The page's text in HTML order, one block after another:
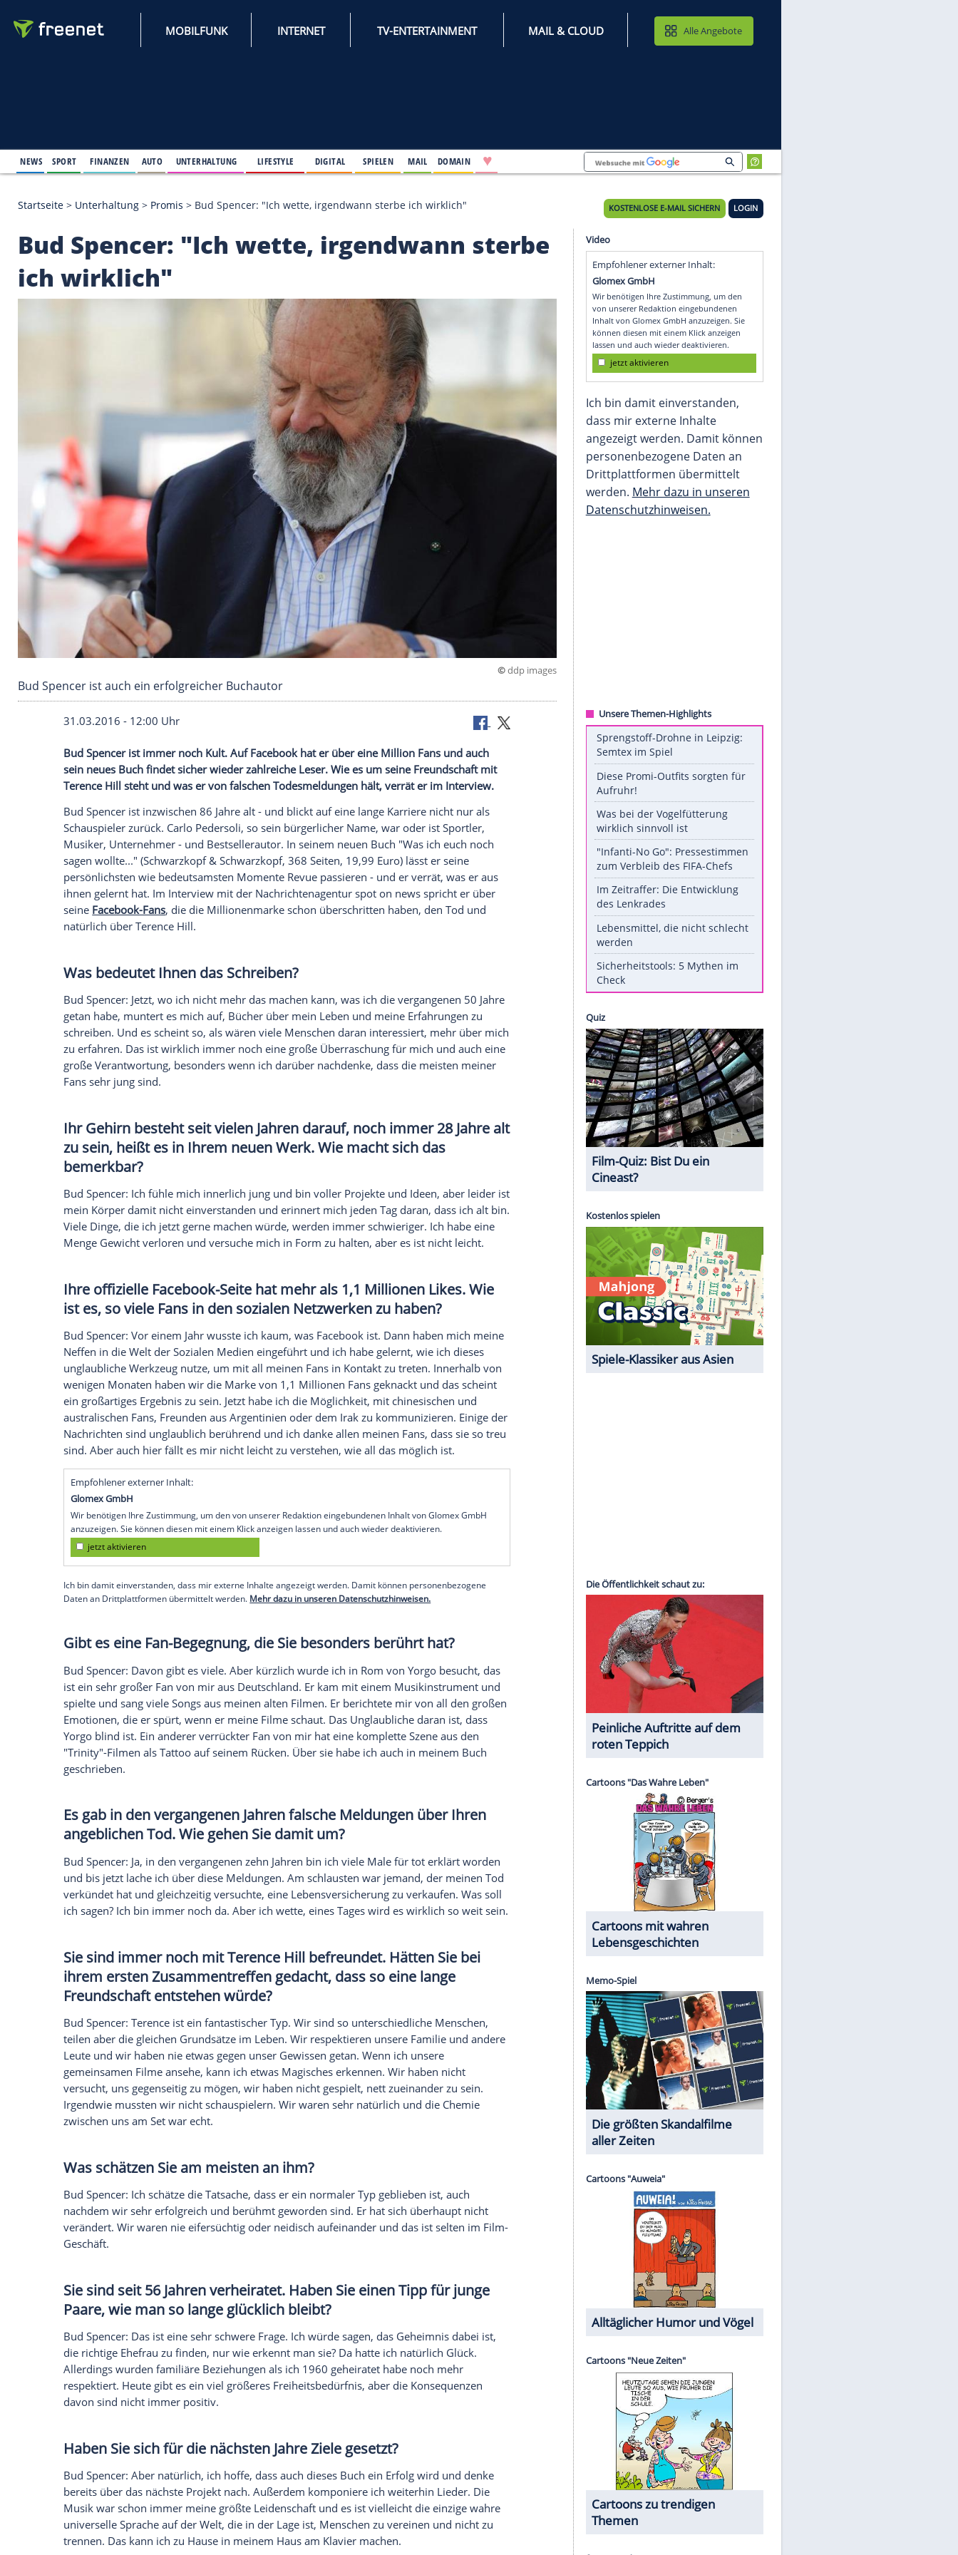
MOBILFUNK INTERNET TV-ENTERTAINMENT MAIL & CLOUD
KOSTENLOSE E-MAIL SICHERN
Startseite >Unterhaltung > Promis > Bud Spencer: "Ich wette, irgendwann sterbe ich wirklich"
Bud Spencer: "Ich wette, irgendwann sterbe
ich wirklich"
© ddp images
Bud Spencer ist auch ein erfolgreicher Buchautor
31.03.2016 - 12:00 Uhr
Bud Spencer ist immer noch Kult. Auf Facebook hat er über eine Million Fans und auch
sein neues Buch findet sicher wieder zahlreiche Leser. Wie es um seine Freundschaft mit
Terence Hill steht und was er von falschen Todesmeldungen hält, verrät er im Interview.
Bud Spencerist inzwischen 86 Jahre alt - und blickt auf eine lange Karriere nicht nur als
Schauspieler zurück. Carlo Pedersoli, so sein bürgerlicher Name, war oder ist Sportler,
Musiker, Unternehmer - und Bestsellerautor. In seinem neuen Buch "Was ich euch noch
sagen wollte..." (Schwarzkopf&Schwarzkopf, 368 Seiten, 19,99 Euro) lässt er seine
persönlichsten wie bedeutsamsten Momente Revue passieren - und er verrät, was er aus
ihnen gelernt hat. Im Interview mit der Nachrichtenagentur spot on news spricht er über
, die die Millionenmarke schon überschritten haben, den Tod und
Was bedeutet Ihnen das Schreiben?
Bud Spencer: Jetzt, wo ich nicht mehr das machen kann, was ich die vergangenen 50 Jahre
getan habe, muntert es mich auf, Bücher über mein Leben und meine Erfahrungen zu
schreiben. Und es scheint so, als wären viele Menschen daran interessiert, mehr über mich
zu erfahren. Das ist wirklich immer noch eine große Überraschung für mich und auch eine
große Verantwortung, besonders wenn ich darüber nachdenke, dass die meisten meiner
Fans sehr jung sind.
Ihr Gehirn besteht seit vielen Jahren darauf, noch immer 28 Jahre alt
zu sein, heißt es in Ihrem neuen Werk. Wie macht sich das
bemerkbar?
Bud Spencer: Ich fühle mich innerlich jung und bin voller Projekte und Ideen, aber leider ist
mein Körper damit nicht einverstanden und erinnert mich jeden Tag daran, dass ich alt bin.
Viele Dinge, die ich jetzt gerne machen würde, werden immer schwieriger. Ich habe eine
Menge Gewicht verloren und versuche mich in Form zu halten, aber es ist nicht leicht.
Ihre offizielle Facebook-Seite hat mehr als 1,1 Millionen Likes. Wie
ist es, so viele Fans in den sozialen Netzwerken zu haben?
Bud Spencer : Vor einem Jahr wusste ich kaum, wasFacebook
ist. Dann haben mich meine
Neffen in die Welt der Sozialen Medien eingeführt und ich habe gelernt, wie ich dieses
unglaubliche Werkzeug nutze, um mit all meinen Fans in Kontakt zu treten. Innerhalb von
wenigen Monaten haben wir die Marke von 1,1 Millionen Fans geknackt und das scheint
ein großartiges Ergebnis zu sein. Jetzt habe ich die Möglichkeit, mit chinesischen und
australischen Fans, Freunden aus Argentinien oder dem Irak zu kommunizieren. Einige der
Nachrichten sind unglaublich berührend und ich danke allen meinen Fans, dass sie so treu
sind. Aber auch hier fällt es mir nicht leicht zu verstehen, wie all das möglich ist.
Glomex GmbH
Wir benötigen Ihre Zustimmung, um den von unserer Redaktion eingebundenen Inhalt von Glomex GmbH
anzuzeigen. Sie können diesen mit einem Klick anzeigen lassen und auch wieder deaktivieren.
jetzt aktivieren
Ich bin damit einverstanden, dass mir externe Inhalte angezeigt werden. Damit können personenbezogene
Gibt es eine Fan-Begegnung, die Sie besonders berührt hat?
: Davon gibt es viele. Aber kürzlich wurde ich in Rom von Yorgo besucht, das
ist ein sehr großer Fan von mir aus Deutschland. Er kam mit einem Musikinstrument und
spielte und sang viele Songs aus meinen alten Filmen. Er berichtete mir von all den großen
Emotionen, die er spürt, wenn er meine Filme schaut. Das Unglaubliche daran ist, dass
Yorgo blind ist. Ein anderer verrückter Fan von mir hat eine komplette Szene aus den
"Trinity"-Filmen als Tattoo auf seinem Rücken. Über sie habe ich auch in meinem Buch
geschrieben.
Es gab in den vergangenen Jahren falsche Meldungen über Ihren
angeblichen Tod. Wie gehen Sie damit um?
Bud Spencer : Ja, in den vergangenen zehn Jahren bin ich viele Male für tot erklärt worden
und bis jetzt lache ich über diese Meldungen. Am schlausten war jemand, der meinen Tod
verkündet hat und gleichzeitig versuchte, eine Lebensversicherung zu verkaufen. Was soll
ich sagen? Ich bin immer noch da. Aber ich wette, eines Tages wird es wirklich so weit sein.
Sie sind immer noch mitTerence Hillbefreundet. Hätten Sie bei
ihrem ersten Zusammentreffen gedacht, dass so eine lange
Freundschaft entstehen würde?
ist ein fantastischer Typ. Wir sind so unterschiedliche Menschen,
teilen aber die gleichen Grundsätze im Leben. Wir respektieren unsere Familie und andere
Leute und wir haben nie etwas gegen unser Gewissen getan. Wenn ich unsere
gemeinsamen Filme ansehe, kann ich etwas Magisches erkennen. Wir haben nicht
versucht, uns gegenseitig zu mögen, wir haben nicht gespielt, nett zueinander zu sein.
Irgendwie mussten wir nicht schauspielern. Wir waren sehr natürlich und die Chemie
Empfohlener externer Inhalt:
Glomex GmbH
Wir benötigen Ihre Zustimmung, um den
von unserer Redaktion eingebundenen
Inhalt von Glomex GmbH anzuzeigen. Sie
können diesen mit einem Klick anzeigen
jetzt aktivieren
Ich bin damit einverstanden,
dass mir externe Inhalte
Unsere Themen-Highlights
Sprengstoff-Drohne in Leipzig:
Diese Promi-Outfits sorgten für
Aufruhr!
wirklich sinnvoll ist
"Infanti-No Go": Pressestimmen
zum Verbleib des FIFA-Chefs
Im Zeitraffer: Die Entwicklung
des Lenkrades
Lebensmittel, die nicht schlecht
werden
Quiz
Spiele-Klassiker aus Asien
Die Öffentlichkeit schaut zu:
Peinliche Auftritte auf dem
roten Teppich
Cartoons mit wahren
Lebensgeschichten
Memo-Spiel